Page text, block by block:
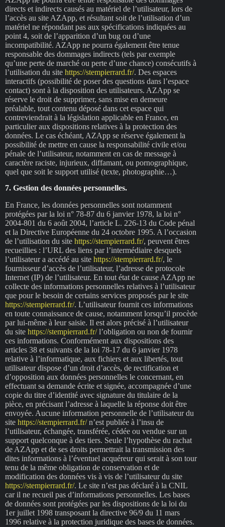
directs et indirects causés au matériel de l’utilisateur, lors de
l’accès au site AZApp, et résultant soit de l’utilisation d’un
matériel ne répondant pas aux spécifications indiquées au
point 4, soit de l’apparition d’un bug ou d’une
incompatibilité. AZApp ne pourra également être tenue
responsable des dommages indirects (tels par exemple
qu’une perte de marché ou perte d’une chance) consécutifs à
l’utilisation du site https://stempierrard.fr/. Des espaces
interactifs (possibilité de poser des questions dans l’espace
contact) sont à la disposition des utilisateurs. AZApp se
réserve le droit de supprimer, sans mise en demeure
préalable, tout contenu déposé dans cet espace qui
contreviendrait à la législation applicable en France, en
particulier aux dispositions relatives à la protection des
données. Le cas échéant, AZApp se réserve également la
possibilité de mettre en cause la responsabilité civile et/ou
pénale de l’utilisateur, notamment en cas de message à
caractère raciste, injurieux, diffamant, ou pornographique,
quel que soit le support utilisé (texte, photographie…).
7. Gestion des données personnelles.
En France, les données personnelles sont notamment
protégées par la loi n° 78-87 du 6 janvier 1978, la loi n°
2004-801 du 6 août 2004, l’article L. 226-13 du Code pénal
et la Directive Européenne du 24 octobre 1995. A l’occasion
de l’utilisation du site https://stempierrard.fr/, peuvent êtres
recueillies : l’URL des liens par l’intermédiaire desquels
l’utilisateur a accédé au site https://stempierrard.fr/, le
fournisseur d’accès de l’utilisateur, l’adresse de protocole
Internet (IP) de l’utilisateur. En tout état de cause AZApp ne
collecte des informations personnelles relatives à l’utilisateur
que pour le besoin de certains services proposés par le site
https://stempierrard.fr/. L’utilisateur fournit ces informations
en toute connaissance de cause, notamment lorsqu’il procède
par lui-même à leur saisie. Il est alors précisé à l’utilisateur
du site https://stempierrard.fr/l’obligation ou non de fournir
ces informations. Conformément aux dispositions des
articles 38 et suivants de la loi 78-17 du 6 janvier 1978
relative à l’informatique, aux fichiers et aux libertés, tout
utilisateur dispose d’un droit d’accès, de rectification et
d’opposition aux données personnelles le concernant, en
effectuant sa demande écrite et signée, accompagnée d’une
copie du titre d’identité avec signature du titulaire de la
pièce, en précisant l’adresse à laquelle la réponse doit être
envoyée. Aucune information personnelle de l’utilisateur du
site https://stempierrard.fr/n’est publiée à l’insu de
l’utilisateur, échangée, transférée, cédée ou vendue sur un
support quelconque à des tiers. Seule l’hypothèse du rachat
de AZApp et de ses droits permettrait la transmission des
dites informations à l’éventuel acquéreur qui serait à son tour
tenu de la même obligation de conservation et de
modification des données vis à vis de l’utilisateur du site
https://stempierrard.fr/. Le site n’est pas déclaré à la CNIL
car il ne recueil pas d’informations personnelles. Les bases
de données sont protégées par les dispositions de la loi du
1er juillet 1998 transposant la directive 96/9 du 11 mars
1996 relative à la protection juridique des bases de données.